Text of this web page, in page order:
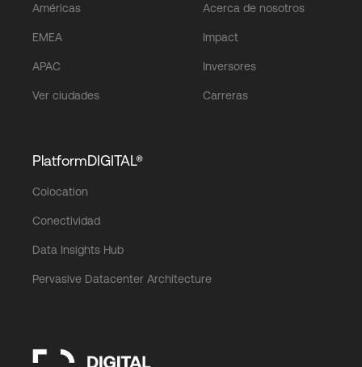
Américas
EMEA
APAC
Ver ciudades
Acerca de nosotros
Impact
Inversores
Carreras
PlatformDIGITAL®
Colocation
Conectividad
Data Insights Hub
Pervasive Datacenter Architecture